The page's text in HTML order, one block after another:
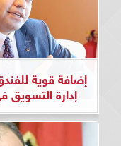
إضافة قوية
إدارة التسويق